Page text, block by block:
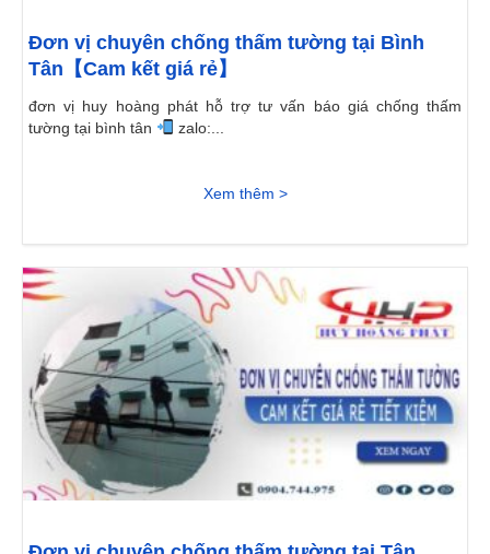
Đơn vị chuyên chống thấm tường tại Bình
Tân【Cam kết giá rẻ】
đơn vị huy hoàng phát hỗ trợ tư vấn báo giá chống thấm
tường tại bình tân
zalo:...
Xem thêm >